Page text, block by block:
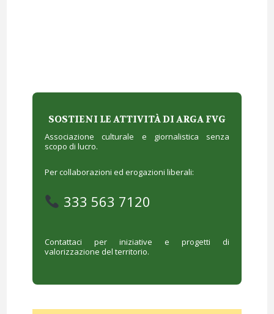
SOSTIENI LE ATTIVITÀ DI ARGA FVG
Associazione culturale e giornalistica senza
scopo di lucro.
Per collaborazioni ed erogazioni liberali:
333 563 7120
Contattaci per iniziative e progetti di
valorizzazione del territorio.